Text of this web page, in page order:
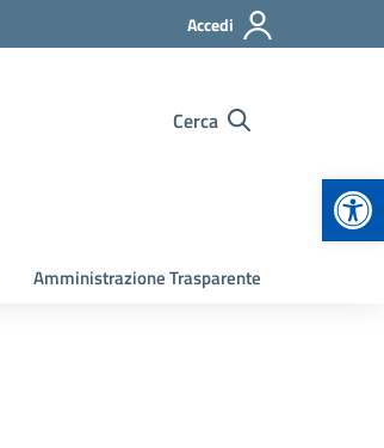
Accedi
Cerca
Amministrazione Trasparente